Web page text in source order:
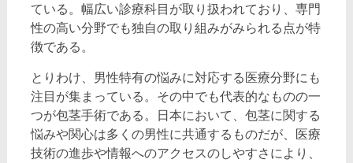
ている。幅広い診療科目が取り扱われており、専門
性の高い分野でも独自の取り組みがみられる点が特
徴である。
とりわけ、男性特有の悩みに対応する医療分野にも
注目が集まっている。その中でも代表的なものの一
つが包茎手術である。日本において、包茎に関する
悩みや関心は多くの男性に共通するものだが、医療
技術の進歩や情報へのアクセスのしやすさにより、